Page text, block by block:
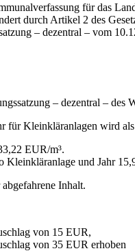
für das
durch Artikel 2 des
– dezentral – vom
– dezentral –
Kleinkläranlagen wird als
EUR/m³.
Kleinkläranlage und Jahr
Inhalt.
von 15 EUR,
von 35 EUR erhoben